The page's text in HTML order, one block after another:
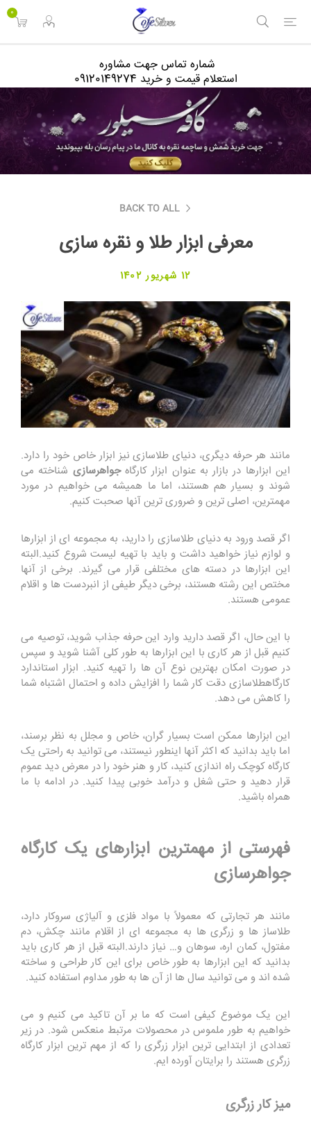
0
شماره تماس جهت مشاوره
استعلام قیمت و خرید 09120149274
BACK TO ALL
معرفی ابزار طلا و نقره سازی
12 شهریور 1402
مانند هر حرفه دیگری، دنیای طلاسازی نیز ابزار خاص خود را دارد.
این ابزارها در بازار به عنوان ابزار کارگاهجواهرسازی شناخته می
شوند و بسیار هم هستند، اما ما همیشه می خواهیم در مورد
مهمترین، اصلی ترین و ضروری ترین آنها صحبت کنیم.
اگر قصد ورود به دنیای طلاسازی را دارید، به مجموعه ای از ابزارها
و لوازم نیاز خواهید داشت و باید با تهیه لیست شروع کنید.البته
این ابزارها در دسته های مختلفی قرار می گیرند. برخی از آنها
مختص این رشته هستند، برخی دیگر طیفی از انبردست ها و اقلام
عمومی هستند.
با این حال، اگر قصد دارید وارد این حرفه جذاب شوید، توصیه می
کنیم قبل از هر کاری با این ابزارها به طور کلی آشنا شوید و سپس
در صورت امکان بهترین نوع آن ها را تهیه کنید. ابزار استاندارد
کارگاهطلاسازی دقت کار شما را افزایش داده و احتمال اشتباه شما
را کاهش می دهد.
این ابزارها ممکن است بسیار گران، خاص و مجلل به نظر برسند،
اما باید بدانید که اکثر آنها اینطور نیستند، می توانید به راحتی یک
کارگاه کوچک راه اندازی کنید، کار و هنر خود را در معرض دید عموم
قرار دهید و حتی شغل و درآمد خوبی پیدا کنید. در ادامه با ما
همراه باشید.
فهرستی از مهمترین ابزارهای یک کارگاه
جواهرسازی
مانند هر تجارتی که معمولاً با مواد فلزی و آلیاژی سروکار دارد،
طلاساز ها و زرگری ها به مجموعه ای از اقلام مانند چکش، دم
مفتول، کمان اره، سوهان و… نیاز دارند.البته قبل از هر کاری باید
بدانید که این ابزارها به طور خاص برای این کار طراحی و ساخته
شده اند و می توانید سال ها از آن ها به طور مداوم استفاده کنید.
این یک موضوع کیفی است که ما بر آن تاکید می کنیم و می
خواهیم به طور ملموس در محصولات مرتبط منعکس شود. در زیر
تعدادی از ابتدایی ترین ابزار زرگری را که از مهم ترین ابزار کارگاه
زرگری هستند را برایتان آورده ایم.
میز کار زرگری